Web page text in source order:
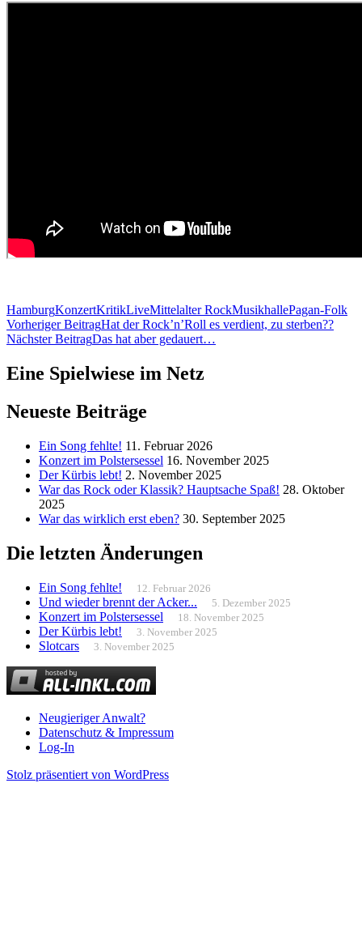
HamburgKonzertKritikLiveMittelalter RockMusikhallePagan-Folk
Beitragsnavigation
Vorheriger BeitragHat der Rock’n’Roll es verdient, zu sterben??
Nächster BeitragDas hat aber gedauert…
Eine Spielwiese im Netz
Neueste Beiträge
Ein Song fehlte! 11. Februar 2026
Konzert im Polstersessel 16. November 2025
Der Kürbis lebt! 2. November 2025
War das Rock oder Klassik? Hauptsache Spaß! 28. Oktober
2025
War das wirklich erst eben? 30. September 2025
Die letzten Änderungen
Ein Song fehlte! 12. Februar 2026
Und wieder brennt der Acker... 5. Dezember 2025
Konzert im Polstersessel 18. November 2025
Der Kürbis lebt! 3. November 2025
Slotcars 3. November 2025
Neugieriger Anwalt?
Datenschutz & Impressum
Log-In
Stolz präsentiert von WordPress